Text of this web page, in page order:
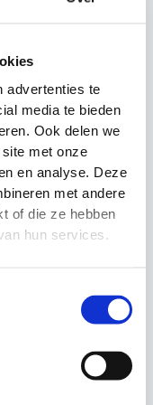
advertenties te
media te bieden
Ook delen we
met onze
en analyse. Deze
met andere
of die ze hebben
hun services.
bal is binnen
goed in balans te
weinig lucht
waardoor hij
goed speelbaar,
heeft voor